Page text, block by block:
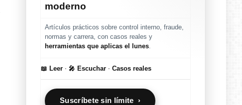
moderno
Artículos prácticos sobre control interno, fraude,
normas y carrera, con casos reales y
herramientas que aplicas el lunes
📖 Leer · 🎤 Escuchar · Casos reales
Suscríbete sin límite ›